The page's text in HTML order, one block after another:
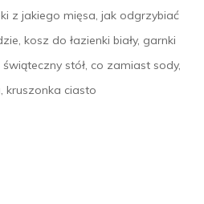
z jakiego mięsa, jak odgrzybiać
kosz do łazienki biały, garnki
stół, co zamiast sody,
kruszonka ciasto